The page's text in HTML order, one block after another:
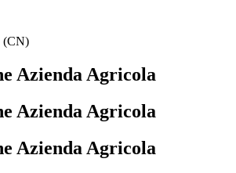
(CN)
Azienda Agricola
Azienda Agricola
Azienda Agricola